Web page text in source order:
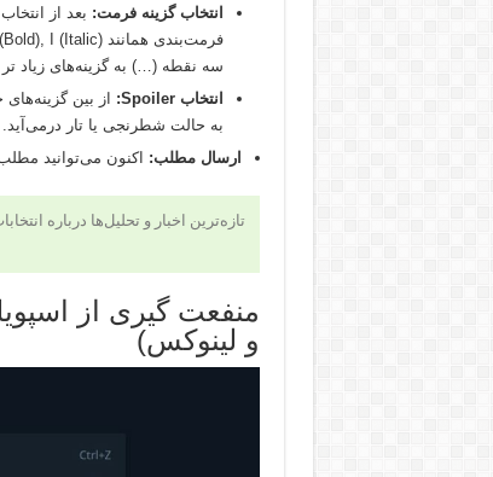
انتخاب گزینه فرمت: بعد از
سه نقطه (…) به گزینه‌های زیاد
انتخاب Spoiler:
به حالت شطرنجی یا تار درمی‌آید.
ارسال مطلب: اکنون می‌توانید
تازه‌ترین اخبار و تحلیل‌ها درباره
منفعت گیری از
و لینوکس)